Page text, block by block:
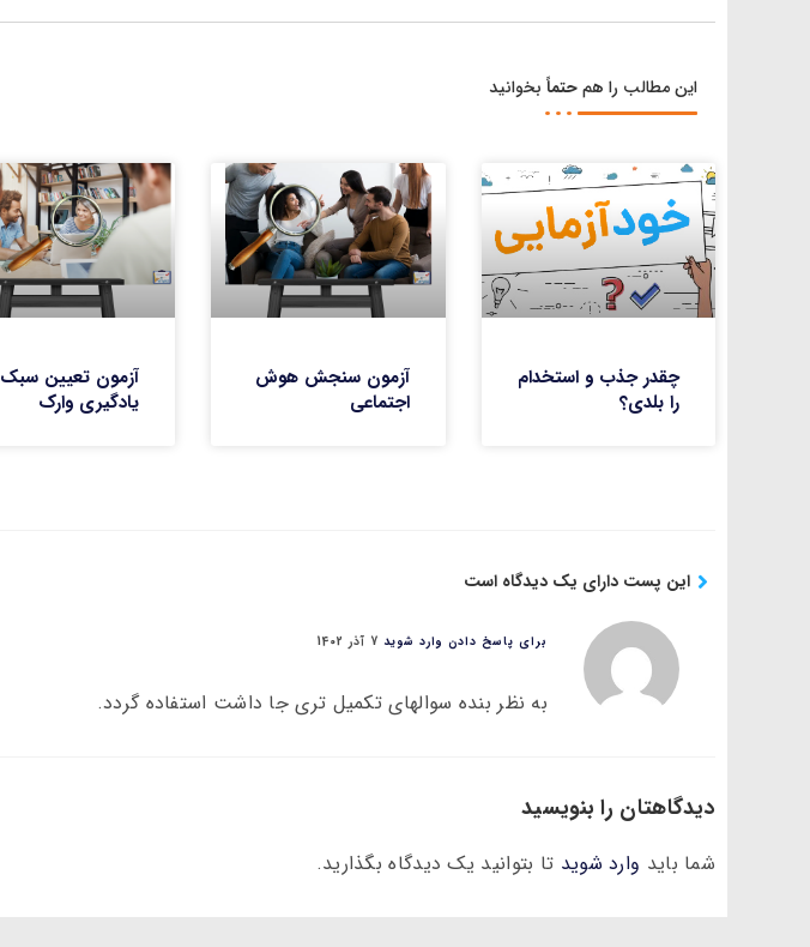
این مطالب را همحتماًبخوانید
چقدر جذب و استخدام
را بلدی؟
آزمون سنجش هوش
اجتماعی
آزمون تعیین سبک
یادگیری وارک
این پست دارای یک دیدگاه است
برای پاسخ دادن وارد شوید 7 آذر 1402
به نظر بنده سوالهاي تكميل تري جا داشت استفاده گردد.
دیدگاهتان را بنویسید
شما باید وارد شوید تا بتوانید یک دیدگاه بگذارید.